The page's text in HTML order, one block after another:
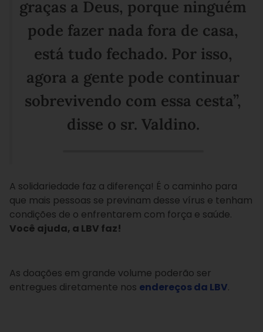
graças a Deus, porque ninguém
pode fazer nada fora de casa,
está tudo fechado. Por isso,
agora a gente pode continuar
sobrevivendo com essa cesta”,
disse o sr. Valdino.
A solidariedade faz a diferença! É o caminho para
que mais pessoas se previnam desse vírus e tenham
condições de o enfrentarem com força e saúde.
Você ajuda, a LBV faz!
As doações em grande volume poderão ser
entregues diretamente nos endereços da LBV.